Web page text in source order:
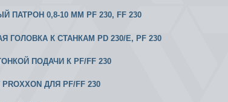
ПАТРОН 0,8-10 ММ PF 230, FF 230
ГОЛОВКА К СТАНКАМ PD 230/E, PF 230
ПОДАЧИ К РF/FF 230
ДЛЯ PF/FF 230